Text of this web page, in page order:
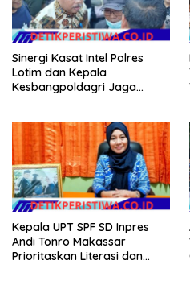
Sinergi Kasat Intel Polres
Lotim dan Kepala
Kesbangpoldagri Jaga
Kepala UPT SPF SD Inpres
Andi Tonro Makassar
Prioritaskan Literasi dan